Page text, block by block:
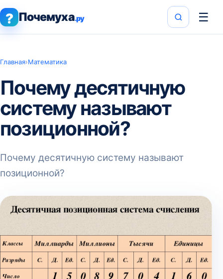
? Почемуха.ру ☰
Главная›Математика
Почему десятичную
систему называют
позиционной?
Почему десятичную систему называют
позиционной?